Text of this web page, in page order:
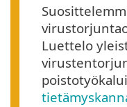
Luettelo